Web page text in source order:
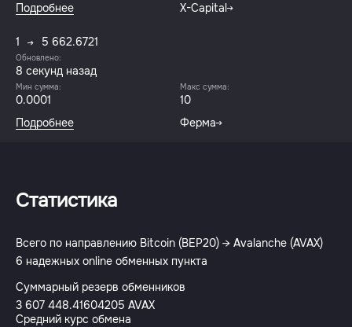
Подробнее
X-Capital
1 5 662.6721
Обновлено:
8 секунд назад
Мин сумма:
0.0001
Макс сумма:
10
Подробнее
Ферма
Статистика
Всего по направлению Bitcoin (BEP20) → Avalanche (AVAX)
6 надежных online обменных пункта
Суммарный резерв обменников
3 607 448.41604205 AVAX
Средний курс обмена